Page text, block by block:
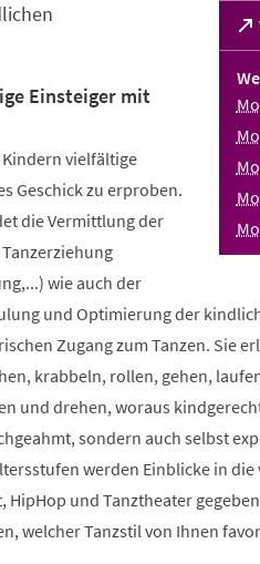
in
Mo
Mo
Mo
Mo
Mo
Einsteiger mit
vielfältige
Geschick zu erproben.
die Vermittlung der
wie auch der
und Optimierung der
Zugang zum Tanzen. Sie
krabbeln, rollen, gehen,
und drehen, woraus
sondern auch selbst
werden Einblicke in
HipHop und Tanztheater
welcher Tanzstil von Ihnen